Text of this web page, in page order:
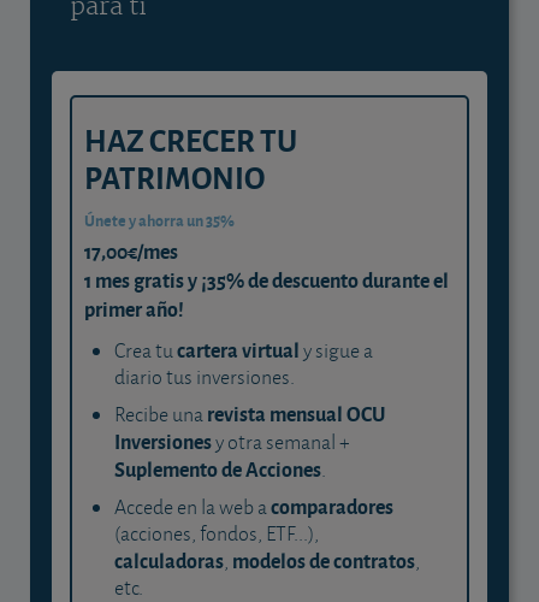
para ti
HAZ CRECER TU
PATRIMONIO
Únete y ahorra un 35%
17,00€/mes
1 mes gratis y ¡35% de descuento durante el
primer año!
Crea tucartera virtualy sigue a
diario tus inversiones.
Recibe unarevista mensual OCU
Inversionesy otra semanal +
Suplemento de Acciones.
Accede en la web acomparadores
(acciones, fondos, ETF...),
calculadoras, modelos de contratos,
etc.